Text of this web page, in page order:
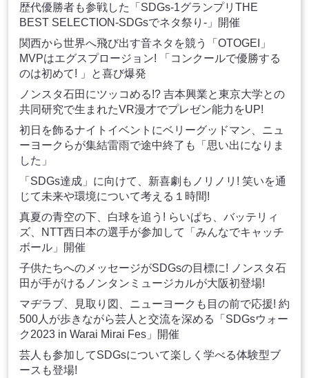
歴代優勝者も参戦した「SDGs-1グランプリTHE
BEST SELECTION-SDGsでネタ祭り-」開催
関西から世界へ飛び出す音ネタを競う「OTOGEI」
MVPはエグスプロージョン! 「コンクールで優勝する
のは初めて! 」と喜び爆発
ノンスタ石田にツッコめる!? 吉本興業と東京大学との
共同研究で生まれたVR漫才でプレゼン能力をUP!
初日を飾るナイトイベントにベリーグッドマン、ニュ
ーヨークらが集結雷雨で途中終了も「思い出になりま
した」
「SDGs達成」に向けて、新喜劇もノリノリ! 笑いを通
じて未来や環境について考える１時間!
真夏の青空の下、白球を追う! らいぱち、バッテリィ
ズ、NTT西日本の選手が参加して「みんなでキャッチ
ボール」開催
子供たちへのメッセージがSDGsの目標に! ノンスタ石
田が手がけるノンタンミュージカルが大阪初登場!
マヂラブ、見取り図、ニューヨークも目の前で応援! 約
500人が歩きながら芸人と交流を深める「SDGsウォー
ク2023 in Warai Mirai Fes」開催
芸人も参加してSDGsについて楽しく学べる体験型ブ
ースも登場!